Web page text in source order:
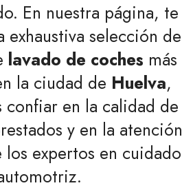
En nuestra página, te
exhaustiva selección de
lavado de coches más
la ciudad de Huelva,
confiar en la calidad de
y en la atención
expertos en cuidado